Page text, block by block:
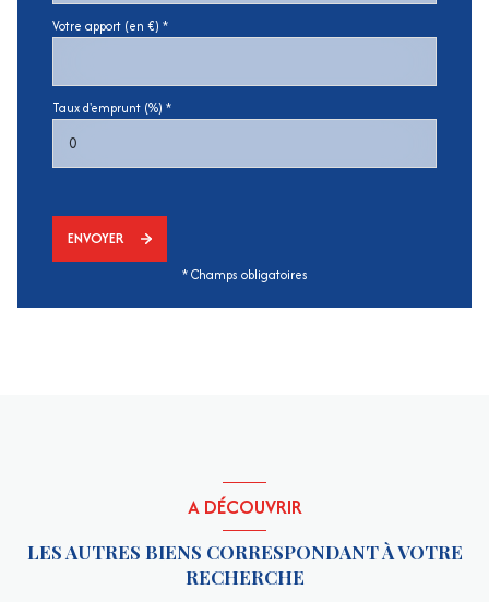
Votre apport (en €) *
Taux d'emprunt (%) *
ENVOYER
* Champs obligatoires
A DÉCOUVRIR
LES AUTRES BIENS CORRESPONDANT À VOTRE
RECHERCHE